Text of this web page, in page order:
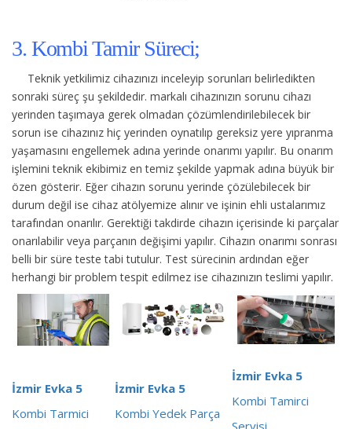
3. Kombi Tamir Süreci;
Teknik yetkilimiz cihazınızı inceleyip sorunları belirledikten
sonraki süreç şu şekildedir. markalı cihazınızın sorunu cihazı
yerinden taşımaya gerek olmadan çözümlendirilebilecek bir
sorun ise cihazınız hiç yerinden oynatılıp gereksiz yere yıpranma
yaşamasını engellemek adına yerinde onarımı yapılır. Bu onarım
işlemini teknik ekibimiz en temiz şekilde yapmak adına büyük bir
özen gösterir. Eğer cihazın sorunu yerinde çözülebilecek bir
durum değil ise cihaz atölyemize alınır ve işinin ehli ustalarımız
tarafından onarılır. Gerektiği takdirde cihazın içerisinde ki parçalar
onarılabilir veya parçanın değişimi yapılır. Cihazın onarımı sonrası
belli bir süre teste tabi tutulur. Test sürecinin ardından eğer
herhangi bir problem tespit edilmez ise cihazınızın teslimi yapılır.
İzmir Evka 5
Kombi Tarmici
İzmir Evka 5
Kombi Yedek Parça
İzmir Evka 5
Kombi Tamirci
Servisi